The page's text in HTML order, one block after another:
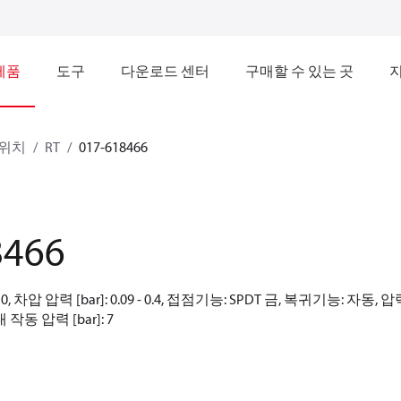
품 도구 다운로드 센터 구매할 수 있는 곳
치 RT 017-618466
차압 압력 [bar]: 0.09 - 0.4, 접점기능: SPDT 금, 복귀기능: 자동,
작동 압력 [bar]: 7